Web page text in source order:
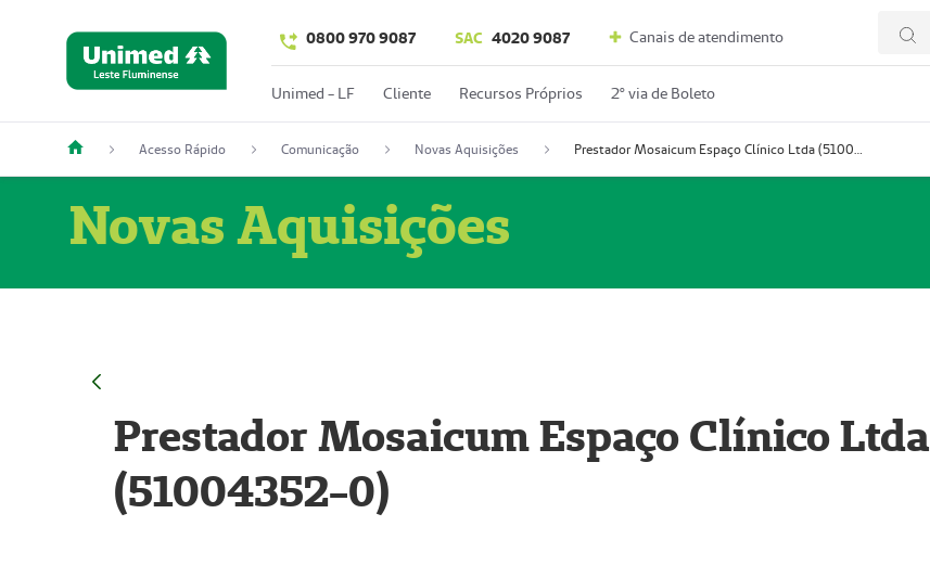
0800 970 9087 SAC 4020 9087 Canais de atendimento
Unimed - LF Cliente Recursos Próprios 2º via de Boleto
Acesso Rápido Comunicação Novas Aquisições Prestador Mosaicum Espaço Clínico Ltda (51004352-0)
Novas Aquisições
Prestador Mosaicum Espaço Clínico Ltda
(51004352-0)